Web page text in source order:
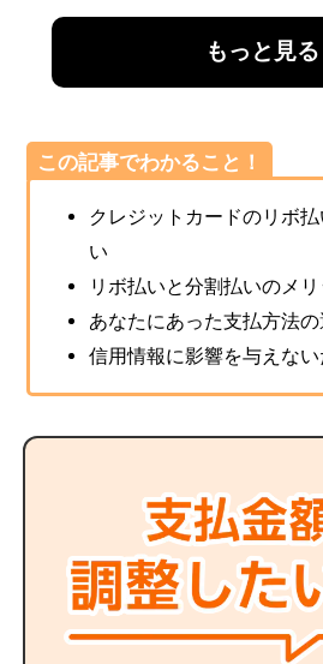
ここでは、リボ払いと分割払いの
れぞれのメリット・デメリットを
抑えるためのポイントもご紹介し
もっと見る
この記事でわかること！
クレジットカードのリボ
い
リボ払いと分割払いのメ
あなたにあった支払方法
信用情報に影響を与えな